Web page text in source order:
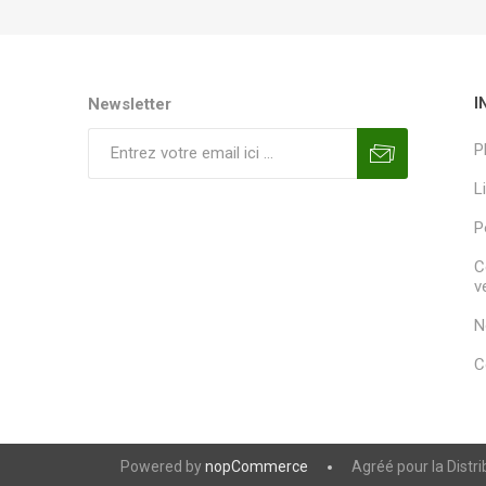
Newsletter
Powered bynopCommerce Agréé pour la